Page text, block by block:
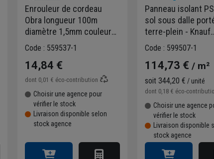
Enrouleur de cordeau
Obra longueur 100m
diamètre 1,5mm couleur
jaune
Code : 559537-1
14,84 €
dont 0,01 € éco-contribution
Choisir une agence pour
vérifier le stock
Livraison disponible selon
stock agence
Panneau isolant
sol sous dalle
terre-plein - Knauf
XTherm Dalle
1,20 M - ép.120 MM
Code : 599507-1
114,73 € / m²
soit344,20 € / unité
dont 0,18 € éco-
Choisir une agence
vérifier le stock
Livraison disponible
stock agence